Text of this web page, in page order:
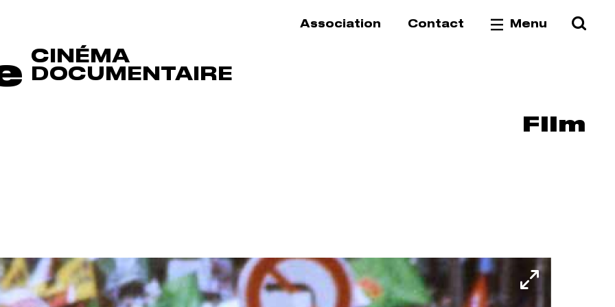
CINÉMA
DOCUMENTAIRE
Association Contact Menu
Film